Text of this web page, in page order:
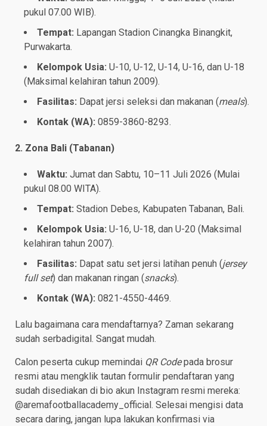
pukul 07.00 WIB).
Tempat: Lapangan Stadion Cinangka Binangkit,
Purwakarta.
Kelompok Usia: U-10, U-12, U-14, U-16, dan U-18
(Maksimal kelahiran tahun 2009).
Fasilitas: Dapat jersi seleksi dan makanan (meals).
Kontak (WA): 0859-3860-8293.
2. Zona Bali (Tabanan)
Waktu: Jumat dan Sabtu, 10–11 Juli 2026 (Mulai
pukul 08.00 WITA).
Tempat: Stadion Debes, Kabupaten Tabanan, Bali.
Kelompok Usia: U-16, U-18, dan U-20 (Maksimal
kelahiran tahun 2007).
Fasilitas: Dapat satu set jersi latihan penuh (jersey
full set) dan makanan ringan (snacks).
Kontak (WA): 0821-4550-4469.
Lalu bagaimana cara mendaftarnya? Zaman sekarang
sudah serbadigital. Sangat mudah.
Calon peserta cukup memindai QR Codepada brosur
resmi atau mengklik tautan formulir pendaftaran yang
sudah disediakan di bio akun Instagram resmi mereka:
@aremafootballacademy_official. Selesai mengisi data
secara daring, jangan lupa lakukan konfirmasi via